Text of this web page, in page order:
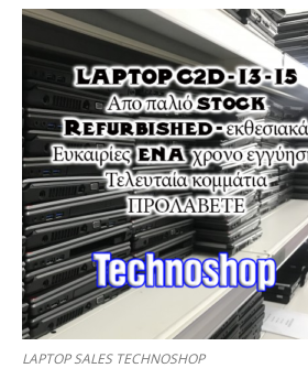
LAPTOP SALES TECHNOSHOP